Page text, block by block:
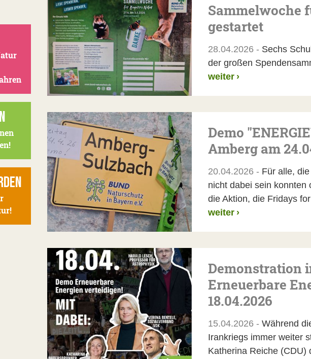
Sammelwoche
gestartet
28.04.2026 - Sechs
der großen
weiter ›
Demo
Amberg am
20.04.2026 - Für alle,
nicht dabei sein konnten
die Aktion, die Fridays
weiter ›
Demonstration
Erneuerbare
18.04.2026
15.04.2026 - Während
Irankriegs immer weiter
Katherina Reiche